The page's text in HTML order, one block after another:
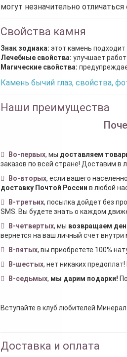
могут незначительно
Свойства камня
Знак зодиака: этот камень подходит
Лечебные свойства: улучшает
Магические свойства:
Камень бычий глаз, свойства,
Наши преимущества
Во-первых, мы доставляем
заказов по всей стране! Доставим в
Во-вторых, если вашего
доставку Почтой России в любой
В-третьих, посылка дойдет без
SMS. Вы будете знать о каждом
В-четвертых, мы возвращаем
вернется на ваш личный счет внутри
В-пятых, вы приобретете 100%
В-шестых, нет никаких
В-седьмых, мы дарим подарки!
Вступайте в клуб любителей
Доставка и оплата